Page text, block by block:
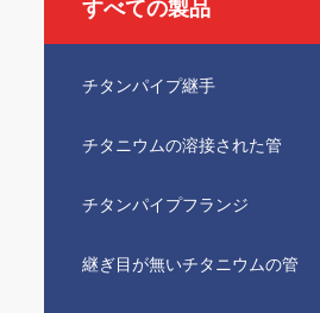
すべての製品
チタンパイプ継手
チタニウムの溶接された管
チタンパイプフランジ
継ぎ目が無いチタニウムの管